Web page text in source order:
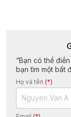
“Bạn có thể
bạn tìm một bất
Họ và tên (*)